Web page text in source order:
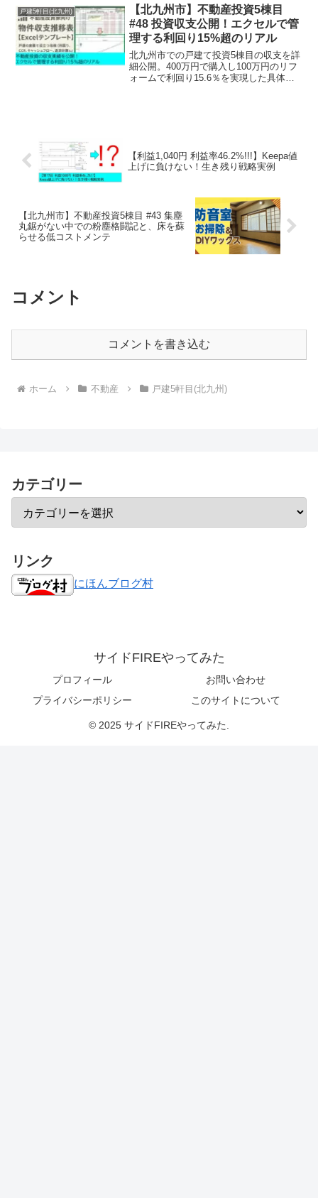
実践する「選ばれる物件」にするための
細かな配慮を紹介。
戸建5軒目(北九州)
【北九州市】不動産投資5棟目
#48 投資収支公開！エクセルで管
理する利回り15%超のリアル
北九州市での戸建て投資5棟目の収支を詳
細公開。400万円で購入し100万円のリフ
ォームで利回り15.6％を実現した具体的
【利益1,040円 利益率46.2%!!!】Keepa値
上げに負けない！生き残り戦略実例
【北九州市】不動産投資5棟目 #43 集塵
丸鋸がない中での粉塵格闘記と、床を蘇
らせる低コストメンテ
コメント
コメントを書き込む
ホーム 不動産 戸建5軒目(北九州)
カテゴリー
リンク
にほんブログ村
サイドFIREやってみた
プロフィール
お問い合わせ
プライバシーポリシー
このサイトについて
© 2025 サイドFIREやってみた.